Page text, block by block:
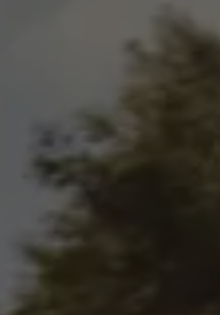
Reutilización de las baterias
Volkswagen Canarias
Digital Showroom
Club Fidelización
Patrocinios